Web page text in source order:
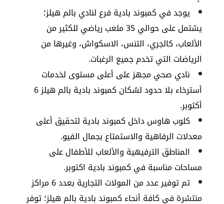
يوجد في كمبوند بادية فرع لنادي بالم هيلز؛
يشتمل على حوالي 35 ملعب رياضي للكثير من
الألعاب، كالجري، التنس، الاسكواش، وغيرها من
الرياضات التي تخدم جميع الرغبات.
نادي صحي مجهز على أعلى مستوى لخدمات
أسترخاء بلا حدود لسُكان كمبوند بادية بالم هيلز 6
أكتوبر.
كلوب هاوس داخل كمبوند بادية لتحقيق أعلى
معدلات الرفاهية والاستمتاع بجمال الفيو.
المناطق الترفيهية والألعاب للأطفال على
مساحات مناسبة في كمبوند بادية اكتوبر.
تم توفير عدد من المولات التجارية بعدد 6 مراكز
منتشرة في كافة أنحاء كمبوند بادية بالم هيلز؛ توفر